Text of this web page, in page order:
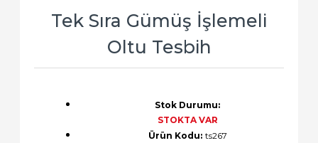
Tek Sıra Gümüş İşlemeli
Oltu Tesbih
Stok Durumu:
STOKTA VAR
Ürün Kodu: ts267